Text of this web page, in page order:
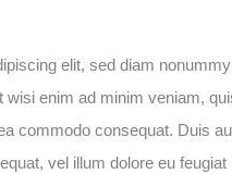
elit, sed diam
enim ad minim veniam,
commodo consequat. Duis
vel illum dolore eu